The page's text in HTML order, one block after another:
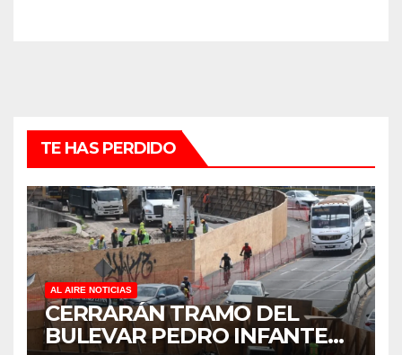
TE HAS PERDIDO
AL AIRE NOTICIAS
CERRARÁN TRAMO DEL
BULEVAR PEDRO INFANTE